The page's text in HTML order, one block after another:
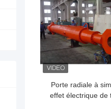
Porte radiale à
effet électrique de